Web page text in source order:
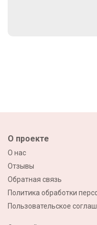
О проекте
О нас
Отзывы
Обратная связь
Политика обработки
Пользовательское